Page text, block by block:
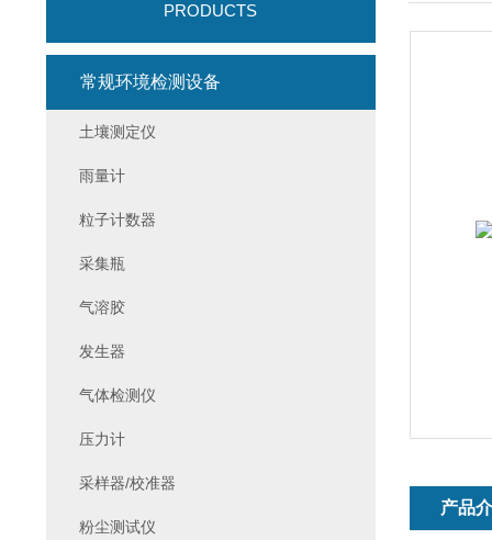
产品
PRODUCTS
常规环境检测设备
土壤测定仪
雨量计
粒子计数器
采集瓶
气溶胶
发生器
气体检测仪
压力计
采样器/校准器
粉尘测试仪